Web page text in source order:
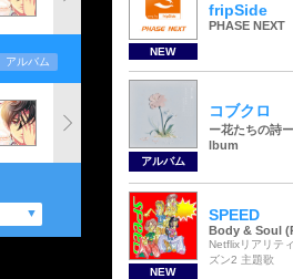
アルバム
NEW
fripSide
PHASE NEXT
アルバム
コブクロ
ー花たちの詩
lbum
NEW
SPEED
Body & Soul
Netflixリアリテ
ズン2 主題歌